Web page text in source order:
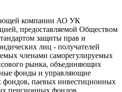
компании АО УК
предоставляемой Обществом
защиты прав и
лиц - получателей
членами саморегулируемых
рынка, объединяющих
фонды и управляющие
паевых инвестиционных
пенсионных фондов,